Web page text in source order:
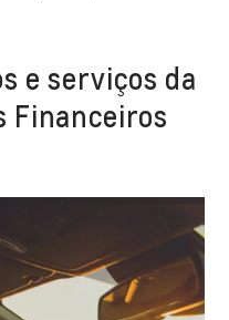
e serviços da
Financeiros